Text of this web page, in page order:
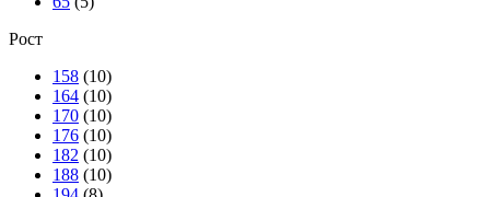
Рост
158 (10)
164 (10)
170 (10)
176 (10)
182 (10)
188 (10)